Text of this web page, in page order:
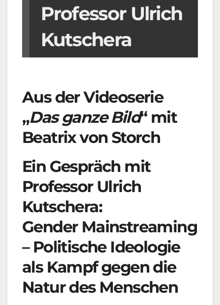
Professor Ulrich
Kutschera
Aus der Videoserie
„Das ganze Bild“ mit
Beatrix von Storch
Ein Gespräch mit
Professor Ulrich
Kutschera:
Gender Mainstreaming
– Politische Ideologie
als Kampf gegen die
Natur des Menschen